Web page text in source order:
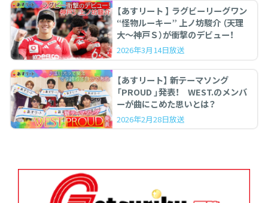
【あすリート 】 ラグビーリーグワン
“怪物ルーキー” 上ノ坊駿介 （天理
大〜神戸Ｓ）が衝撃のデビュー！
2026年3月14日放送
【あすリート】 新テーマソング
「PROUD 」発表！ WEST.のメンバ
ーが曲にこめた思いとは？
2026年2月28日放送